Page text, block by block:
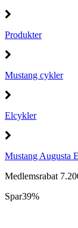
Produkter
Mustang cykler
Elcykler
Mustang Augusta
Medlemsrabat
Spar39%